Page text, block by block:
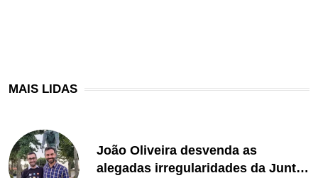
MAIS LIDAS
João Oliveira desvenda as
alegadas irregularidades da Junta